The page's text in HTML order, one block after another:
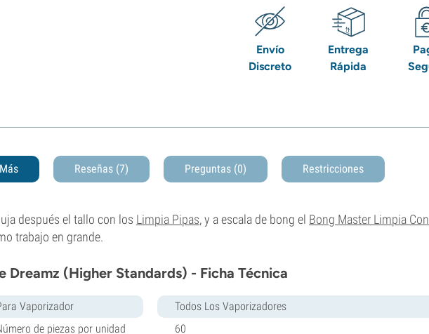
Envío
Discreto
Entrega
Rápida
Más Reseñas (7) Preguntas (0) Restricciones
después el tallo con los Limpia Pipas, y a escala de bong el Bong Master Limpia
trabajo en grande.
Dreamz (Higher Standards) - Ficha Técnica
Vaporizador
Todos Los Vaporizadores
de piezas por unidad
60